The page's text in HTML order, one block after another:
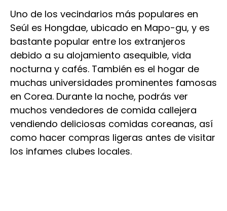
Uno de los vecindarios más populares en
Seúl es Hongdae, ubicado en Mapo-gu, y es
bastante popular entre los extranjeros
debido a su alojamiento asequible, vida
nocturna y cafés. También es el hogar de
muchas universidades prominentes famosas
en Corea. Durante la noche, podrás ver
muchos vendedores de comida callejera
vendiendo deliciosas comidas coreanas, así
como hacer compras ligeras antes de visitar
los infames clubes locales.